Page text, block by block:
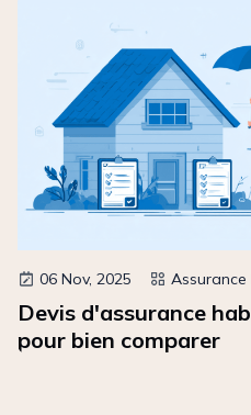
06 Nov, 2025
Devis d'assurance
pour bien comparer